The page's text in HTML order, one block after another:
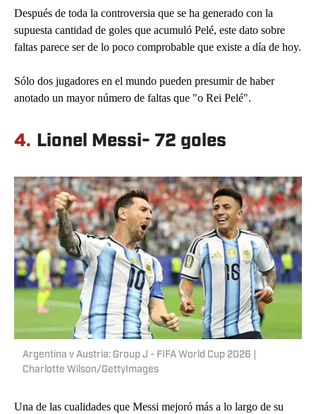
Después de toda la controversia que se ha generado con la
supuesta cantidad de goles que acumuló Pelé, este dato sobre
faltas parece ser de lo poco comprobable que existe a día de hoy.
Sólo dos jugadores en el mundo pueden presumir de haber
anotado un mayor número de faltas que "o Rei Pelé".
4. Lionel Messi- 72 goles
Argentina v Austria: Group J - FIFA World Cup 2026 |
Charlotte Wilson/GettyImages
Una de las cualidades que Messi mejoró más a lo largo de su